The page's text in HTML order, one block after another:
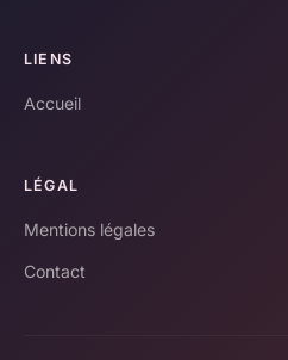
LIENS
Accueil
LÉGAL
Mentions légales
Contact